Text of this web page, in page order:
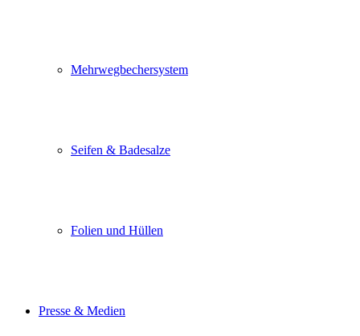
Mehrwegbechersystem
Seifen & Badesalze
Folien und Hüllen
Presse & Medien